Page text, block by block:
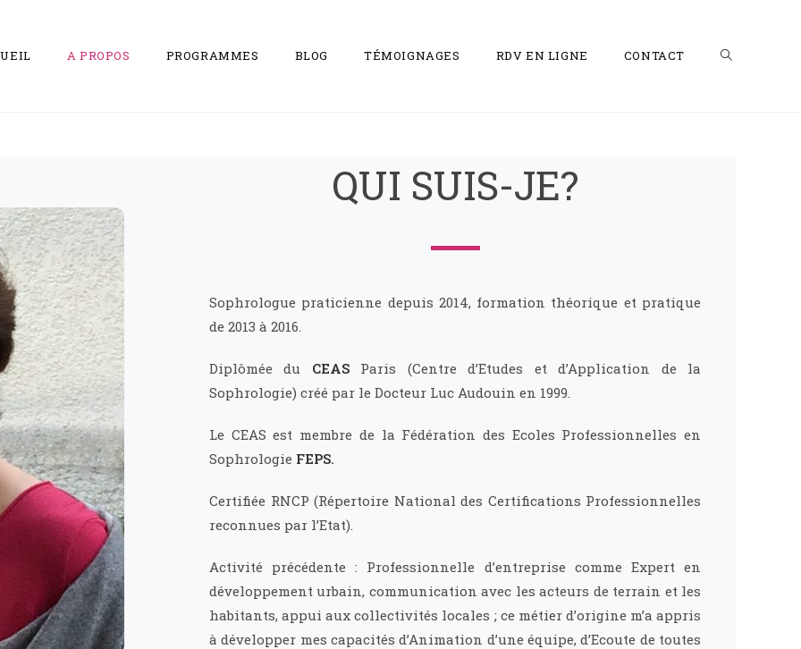
A PROPOS PROGRAMMES BLOG TÉMOIGNAGES RDV EN LIGNE CONTACT
QUI SUIS-JE?
Sophrologue praticienne depuis 2014, formation théorique et pratique
de 2013 à 2016.
Diplômée du CEASParis (Centre d’Etudes et d’Application de la
Sophrologie) créé par le Docteur Luc Audouin en 1999.
Le CEAS est membre de la Fédération des Ecoles Professionnelles en
Sophrologie FEPS.
Certifiée RNCP (Répertoire National des Certifications Professionnelles
reconnues par l’Etat).
Activité précédente : Professionnelle d’entreprise comme Expert en
développement urbain, communication avec les acteurs de terrain et les
habitants, appui aux collectivités locales ; ce métier d’origine m’a appris
à développer mes capacités d’Animation d’une équipe, d’Ecoute de toutes